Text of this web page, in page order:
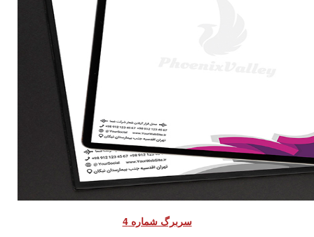
سربرگ شماره 4